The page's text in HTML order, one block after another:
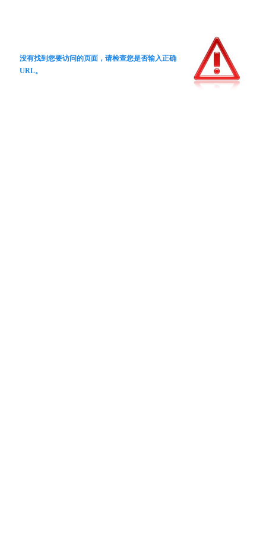
没有找到您要访问的页面，请检查您是否输入正确
URL。